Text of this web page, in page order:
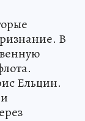
В
Ельцин.